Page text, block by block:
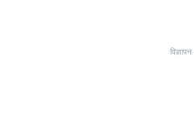
विज्ञापन